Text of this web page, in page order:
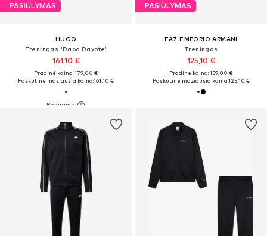
PASIŪLYMAS
HUGO
Treningas 'Dapo Dayote'
161,10 €
Pradinė kaina: 179,00 €
Paskutinė mažiausia kaina:161,10 €
PASIŪLYMAS
EA7 EMPORIO ARMANI
Treningas
125,10 €
Pradinė kaina: 159,00 €
Paskutinė mažiausia kaina:125,10 €